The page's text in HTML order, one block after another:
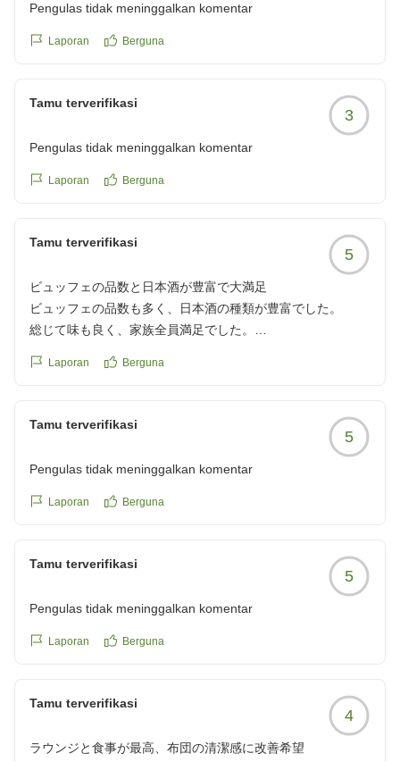
足。
夏休みということでお子様連れも多かったですが お客様の質
これといったメインメニューは無いのですが 種類は豊富でど
の世代の方でも満足出来るかなとは思います。(お食事を楽
時間も90分ありゆっくり出来ました。
そのあとはラウンジで飲むもよし お部屋でまったりするもよ
利用させていただきました。
客室は禁煙ですが喫煙室もあったので愛煙家の方はそこをご
利用下さい。
館内設備ですが 古めなこともあり一括空調でした。
暑く感じました。
夜食のクリーミーカレーうどんもあったのですが バイキング
結構早めにお休みになる方が多いのか 館内が騒がしいという
ことはなくゆっくり出来ました。
チェックアウトも11時なので ゆっくりホテルを満喫される
Pengulas tidak meninggalkan komentar
Laporan Berguna
Tamu terverifikasi
3
Pengulas tidak meninggalkan komentar
Laporan Berguna
Tamu terverifikasi
5
ビュッフェの品数と日本酒が豊富で大満足
ビュッフェの品数も多く、日本酒の種類が豊富でした。
総じて味も良く、家族全員満足でした。
https://review.travel.rakuten.co.jp/hotel/voice/74518?
Laporan Berguna
Tamu terverifikasi
5
Pengulas tidak meninggalkan komentar
Laporan Berguna
Tamu terverifikasi
5
Pengulas tidak meninggalkan komentar
Laporan Berguna
Tamu terverifikasi
4
ラウンジと食事が最高、布団の清潔感に改善希望